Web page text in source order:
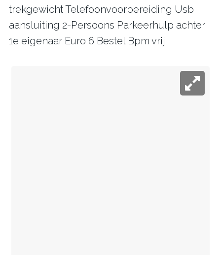
trekgewicht Telefoonvoorbereiding Usb
aansluiting 2-Persoons Parkeerhulp achter
1e eigenaar Euro 6 Bestel Bpm vrij